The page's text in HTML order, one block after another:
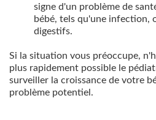
signe d'un problème de
bébé, tels qu'une infection,
digestifs.
Si la situation vous préoccupe,
plus rapidement possible le
surveiller la croissance de votre
problème potentiel.